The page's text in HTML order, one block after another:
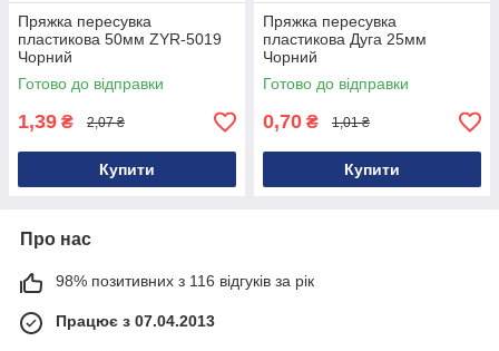
Пряжка пересувка
пластикова 50мм ZYR-5019
Чорний
Готово до відправки
1,39 ₴ 2,07 ₴
Купити
Пряжка пересувка
пластикова Дуга 25мм
Чорний
Готово до відправки
0,70 ₴ 1,01 ₴
Купити
Про нас
98% позитивних з 116 відгуків за рік
Працює з 07.04.2013